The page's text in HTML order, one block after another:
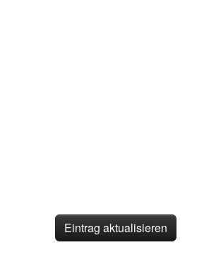
Eintrag aktualisieren